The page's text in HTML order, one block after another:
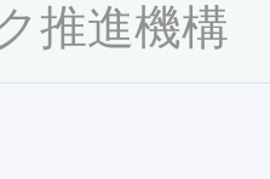
推進機構